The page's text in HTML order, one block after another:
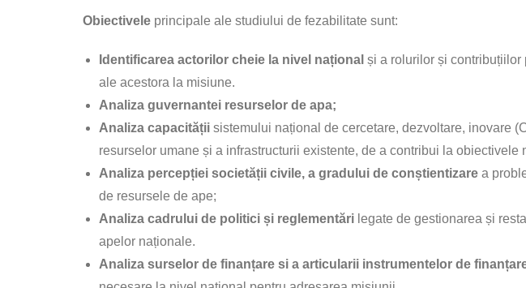
Obiectivele principale ale studiului de fezabilitate sunt:
Identificarea actorilor cheie la nivel național și a rolurilor și contribuțiilor
ale acestora la misiune.
Analiza guvernantei resurselor de apa;
Analiza capacității sistemului național de cercetare, dezvoltare, inovare
resurselor umane și a infrastructurii existente, de a contribui la obiectivele
Analiza percepției societății civile, a gradului de conștientizare a
de resursele de ape;
Analiza cadrului de politici și reglementări legate de gestionarea și
apelor naționale.
Analiza surselor de finanțare si a articularii instrumentelor de